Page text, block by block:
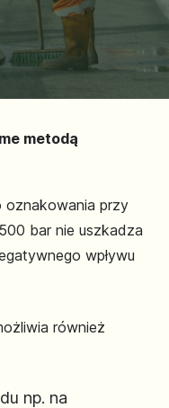
metodą
oznakowania przy
bar nie uszkadza
wpływu
również
np. na